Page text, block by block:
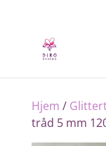
Hjem /
tråd 5 mm